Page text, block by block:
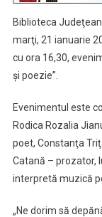
Biblioteca
marţi, 21 ianuarie
cu ora 16,30,
şi poezie”.
Evenimentul este
Rodica Rozalia
poet, Constanţa
Catană – prozator,
interpretă muzică
„Ne dorim să